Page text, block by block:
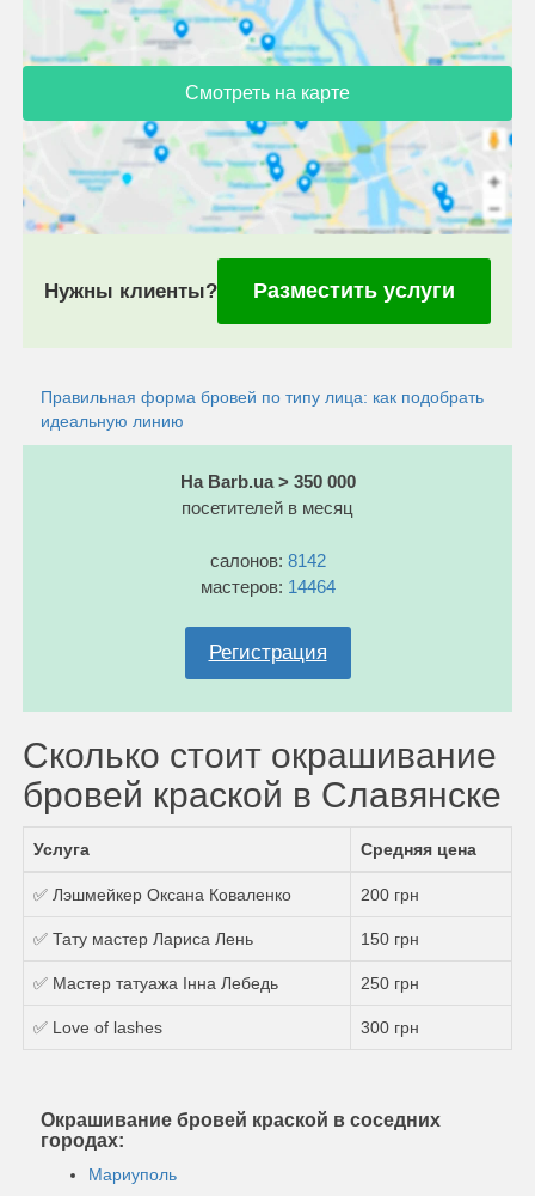
Смотреть на карте
Нужны клиенты? Разместить услуги
Правильная форма бровей по типу лица: как подобрать
идеальную линию
На Barb.ua > 350 000
посетителей в месяц
салонов: 8142
мастеров: 14464
Регистрация
Сколько стоит окрашивание
бровей краской в Славянске
Услуга Средняя цена
✅ Лэшмейкер Оксана Коваленко 200 грн
✅ Тату мастер Лариса Лень 150 грн
✅ Мастер татуажа Інна Лебедь 250 грн
✅ Love of lashes 300 грн
Окрашивание бровей краской в соседних
городах:
Мариуполь